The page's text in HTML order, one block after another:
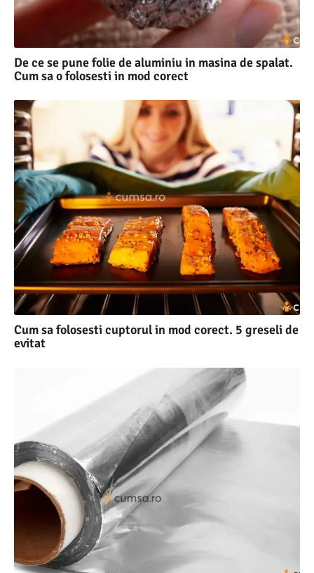
De ce se pune folie de aluminiu in masina de spalat.
Cum sa o folosesti in mod corect
Cum sa folosesti cuptorul in mod corect. 5 greseli de
evitat